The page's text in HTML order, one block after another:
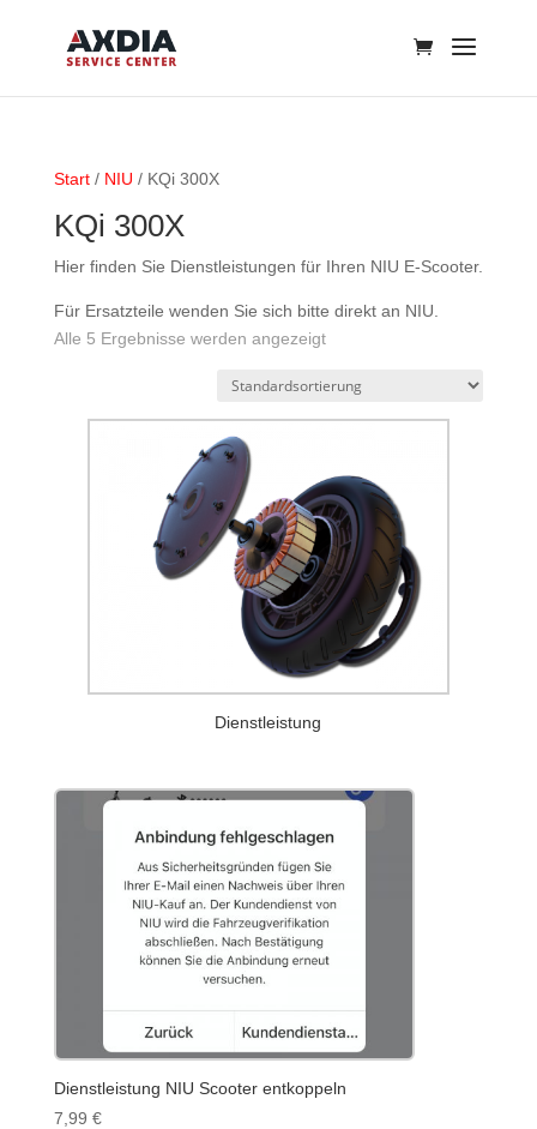
Start/ NIU / KQi 300X
KQi 300X
Hier finden Sie Dienstleistungen für Ihren NIU E-Scooter.
Für Ersatzteile wenden Sie sich bitte direkt an NIU.
Alle 5 Ergebnisse werden angezeigt
Dienstleistung
Dienstleistung NIU Scooter entkoppeln
7,99 €